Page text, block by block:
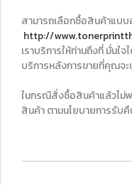
สามารถเลือกซื้อสินค้าแบบ
http://
เราบริการให้ท่านถึงที่ มั่น
บริการหลังการขายที่คุณจะ
ในกรณีสั่งซื้อสินค้าแล้วไม่
สินค้า ตามนโยบายการรับ